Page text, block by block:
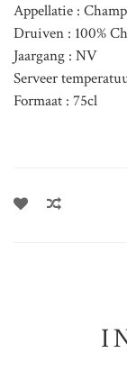
Appellatie :
Druiven : 100%
Jaargang : NV
Serveer
Formaat : 75cl